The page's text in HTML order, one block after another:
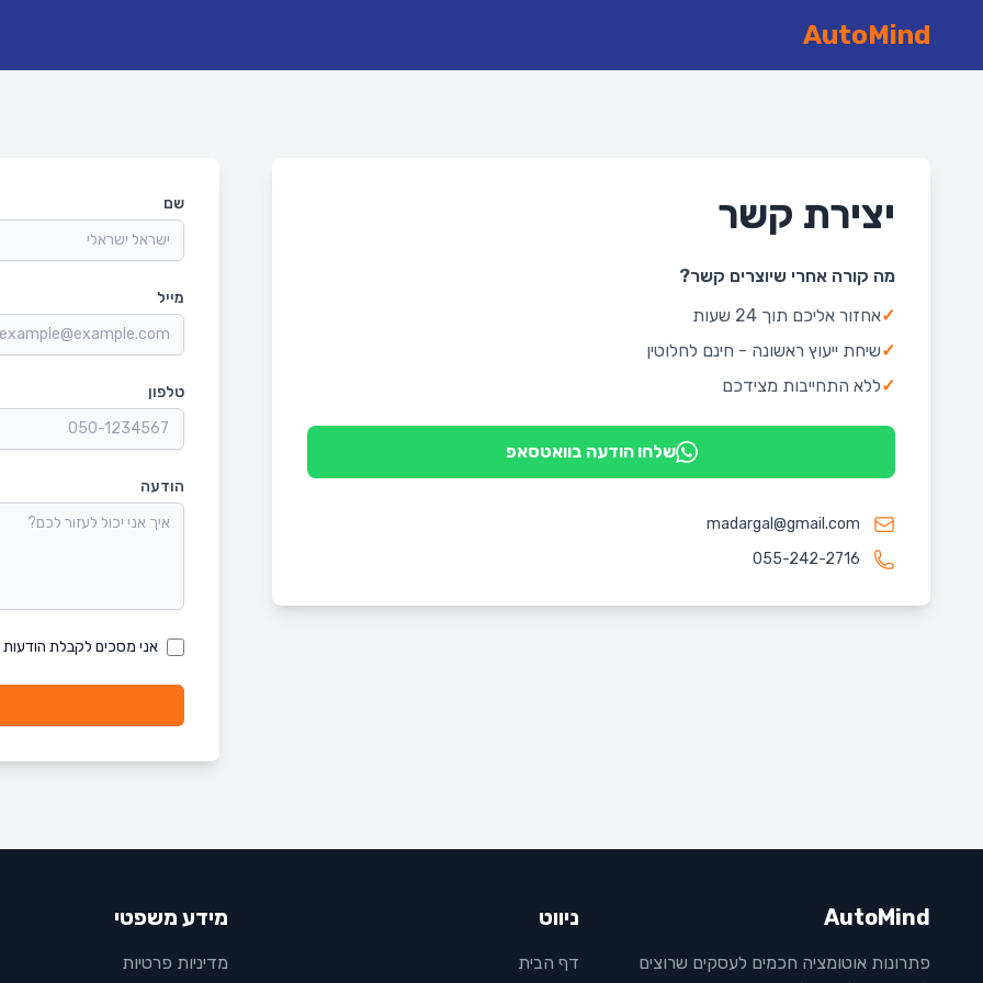
AutoMind
יצירת קשר
מה קורה אחרי שיוצרים קשר?
✓אחזור אליכם תוך 24 שעות
✓שיחת ייעוץ ראשונה - חינם לחלוטין
✓ללא התחייבות מצידכם
שלחו הודעה בוואטסאפ
madargal@gmail.com
055-242-2716
שם
מייל
טלפון
הודעה
אני מסכים לקבלת הודעות
AutoMind
פתרונות אוטומציה חכמים לעסקים שרוצים
ניווט
דף הבית
מידע משפטי
מדיניות פרטיות